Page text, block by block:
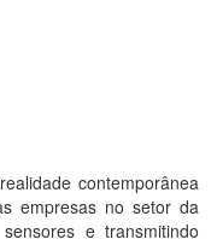
contemporânea
empresas no setor da
e transmitindo